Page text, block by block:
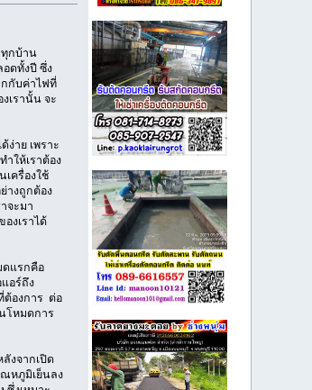
ทุกบ้าน
อดทั้งปี ซึ่ง
กกับค่าไฟที่
เรานั้น จะ
าย เพราะ
ให้เราต้อง
เครื่องใช้
างถูกต้อง
จะมา
งเราได้
ดแรกคือ
อร์ถึง
ต้องการ ต่อ
โหมดการ
งจากเปิด
หภูมิเย็นลง